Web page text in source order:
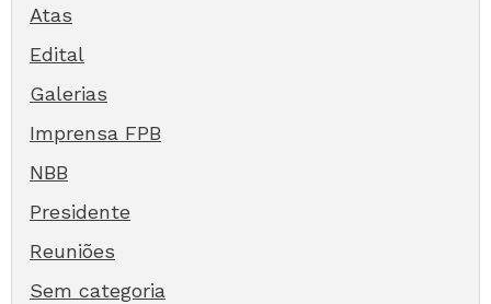
Atas
Edital
Galerias
Imprensa FPB
NBB
Presidente
Reuniões
Sem categoria